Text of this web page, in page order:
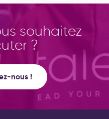
souhaitez
?
nous !